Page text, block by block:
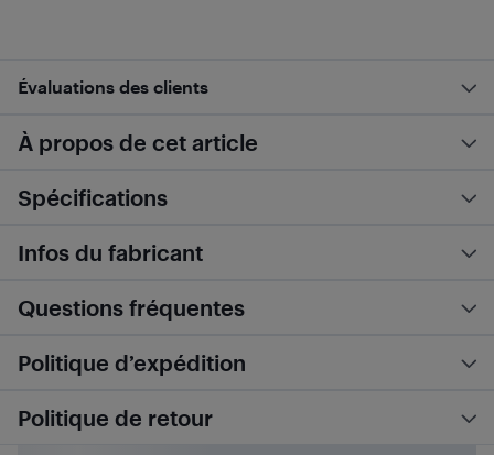
Évaluations des clients
À propos de cet article
Spécifications
Infos du fabricant
Questions fréquentes
Politique d’expédition
Politique de retour